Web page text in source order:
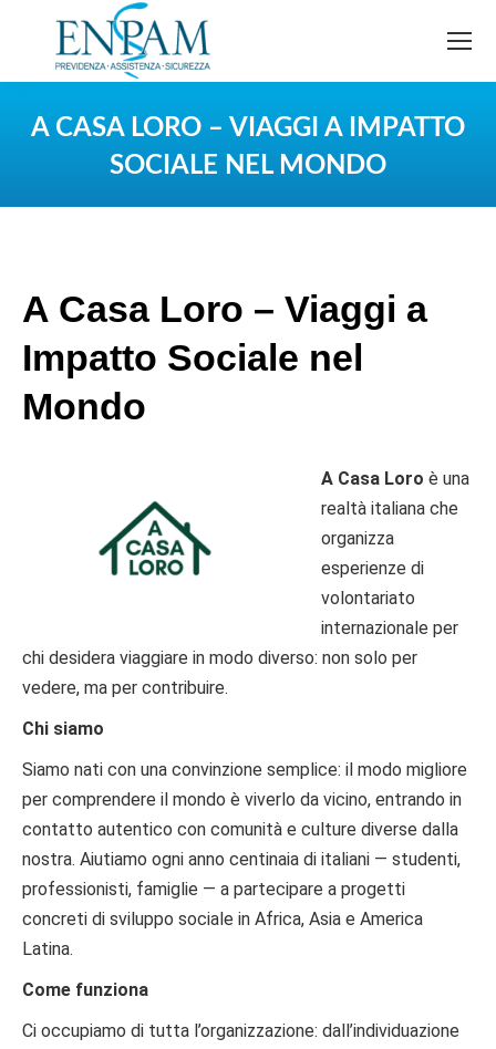
A CASA LORO – VIAGGI A IMPATTO
SOCIALE NEL MONDO
A Casa Loro – Viaggi a
Impatto Sociale nel
Mondo
A Casa Loro è una
realtà italiana che
organizza
esperienze di
volontariato
internazionale per
chi desidera viaggiare in modo diverso: non solo per
vedere, ma per contribuire.
Chi siamo
Siamo nati con una convinzione semplice: il modo migliore
per comprendere il mondo è viverlo da vicino, entrando in
contatto autentico con comunità e culture diverse dalla
nostra. Aiutiamo ogni anno centinaia di italiani — studenti,
professionisti, famiglie — a partecipare a progetti
concreti di sviluppo sociale in Africa, Asia e America
Latina.
Come funziona
Ci occupiamo di tutta l’organizzazione: dall’individuazione